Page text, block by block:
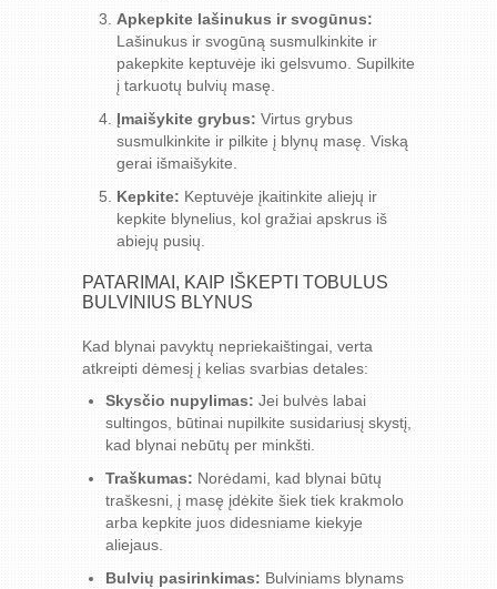
Apkepkite lašinukus ir svogūnus:
Lašinukus ir svogūną susmulkinkite ir
pakepkite keptuvėje iki gelsvumo. Supilkite
į tarkuotų bulvių masę.
Įmaišykite grybus: Virtus grybus
susmulkinkite ir pilkite į blynų masę. Viską
gerai išmaišykite.
Kepkite: Keptuvėje įkaitinkite aliejų ir
kepkite blynelius, kol gražiai apskrus iš
abiejų pusių.
PATARIMAI, KAIP IŠKEPTI TOBULUS
BULVINIUS BLYNUS
Kad blynai pavyktų nepriekaištingai, verta
atkreipti dėmesį į kelias svarbias detales:
Skysčio nupylimas: Jei bulvės labai
sultingos, būtinai nupilkite susidariusį skystį,
kad blynai nebūtų per minkšti.
Traškumas: Norėdami, kad blynai būtų
traškesni, į masę įdėkite šiek tiek krakmolo
arba kepkite juos didesniame kiekyje
aliejaus.
Bulvių pasirinkimas: Bulviniams blynams